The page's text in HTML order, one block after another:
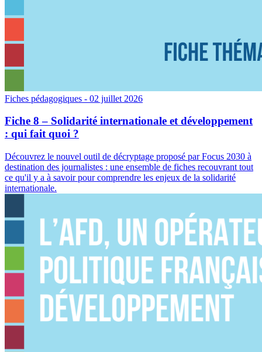
Fiches pédagogiques - 02 juillet 2026
Fiche 8 – Solidarité internationale et développement
: qui fait quoi ?
Découvrez le nouvel outil de décryptage proposé par Focus 2030 à
destination des journalistes : une ensemble de fiches recouvrant tout
ce qu'il y a à savoir pour comprendre les enjeux de la solidarité
internationale.